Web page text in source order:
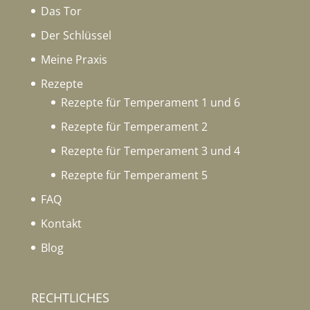
Das Tor
Der Schlüssel
Meine Praxis
Rezepte
Rezepte für Temperament 1 und 6
Rezepte für Temperament 2
Rezepte für Temperament 3 und 4
Rezepte für Temperament 5
FAQ
Kontakt
Blog
RECHTLICHES